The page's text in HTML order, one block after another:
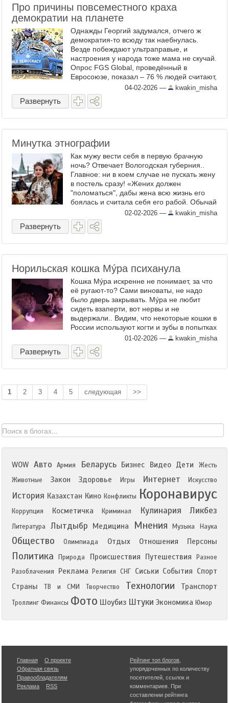
Про причины повсеместного краха
демократии на планете
Однажды Георгий задумался, отчего ж
демократия-то всюду так наебнулась.
Везде побеждают ультраправые, и
настроения у народа тоже мама не скучай.
Опрос FGS Global, проведённый в
Евросоюзе, показал – 76 % людей считают,
что демократия находится в упадке. В
мире спрос на ультраправых, ...
04-02-2026 — kwakin_misha
Развернуть
Минутка этнографии
Как мужу вести себя в первую брачную
ночь? Отвечает Вологодская губерния..
Главное: ни в коем случае не пускать жену
в постель сразу! «Жених должен
"поломаться", дабы жена всю жизнь его
боялась и считала себя его рабой. Обычай
этот самый варварский и заключается в
том, что он, ...
02-02-2026 — kwakin_misha
Развернуть
Норильская кошка Мýра психанула
Кошка Мýра искренне не понимает, за что
её ругают-то? Сами виноваты, не надо
было дверь закрывать. Мýра не любит
сидеть взаперти, вот нервы и не
выдержали.. Видим, что некоторые кошки в
России используют когти и зубы в попытках
открыть запертые двери.. © ...
01-02-2026 — kwakin_misha
Развернуть
1 2 3 4 5 следующая >>
WOW Авто Армия Беларусь Бизнес Видео Дети
Жесть
Животные
Закон Здоровье Игры Интернет Искусство
История Казахстан Кино Конфликты Коронавирус
Коррупция Косметичка Криминал Кулинария Ликбез
Литература Лытдыбр Медицина Мнения Музыка Наука
Общество Олимпиада Отдых Отношения Персоны
Политика Природа Происшествия Путешествия
Разное
Разоблачения
Реклама Религия СНГ Сиськи События Спорт
Страны
ТВ и СМИ Творчество Технологии Транспорт
Троллинг Финансы Фото Шоубиз Штуки Экономика Юмор
Главная
О проекте
Обратная связь
Правообладателям
Реклама
RSS
Рейтинг топ блогов
упорядоченных по количеству
посетителей, ссылок и
комментариев. При
составлении рейтинга